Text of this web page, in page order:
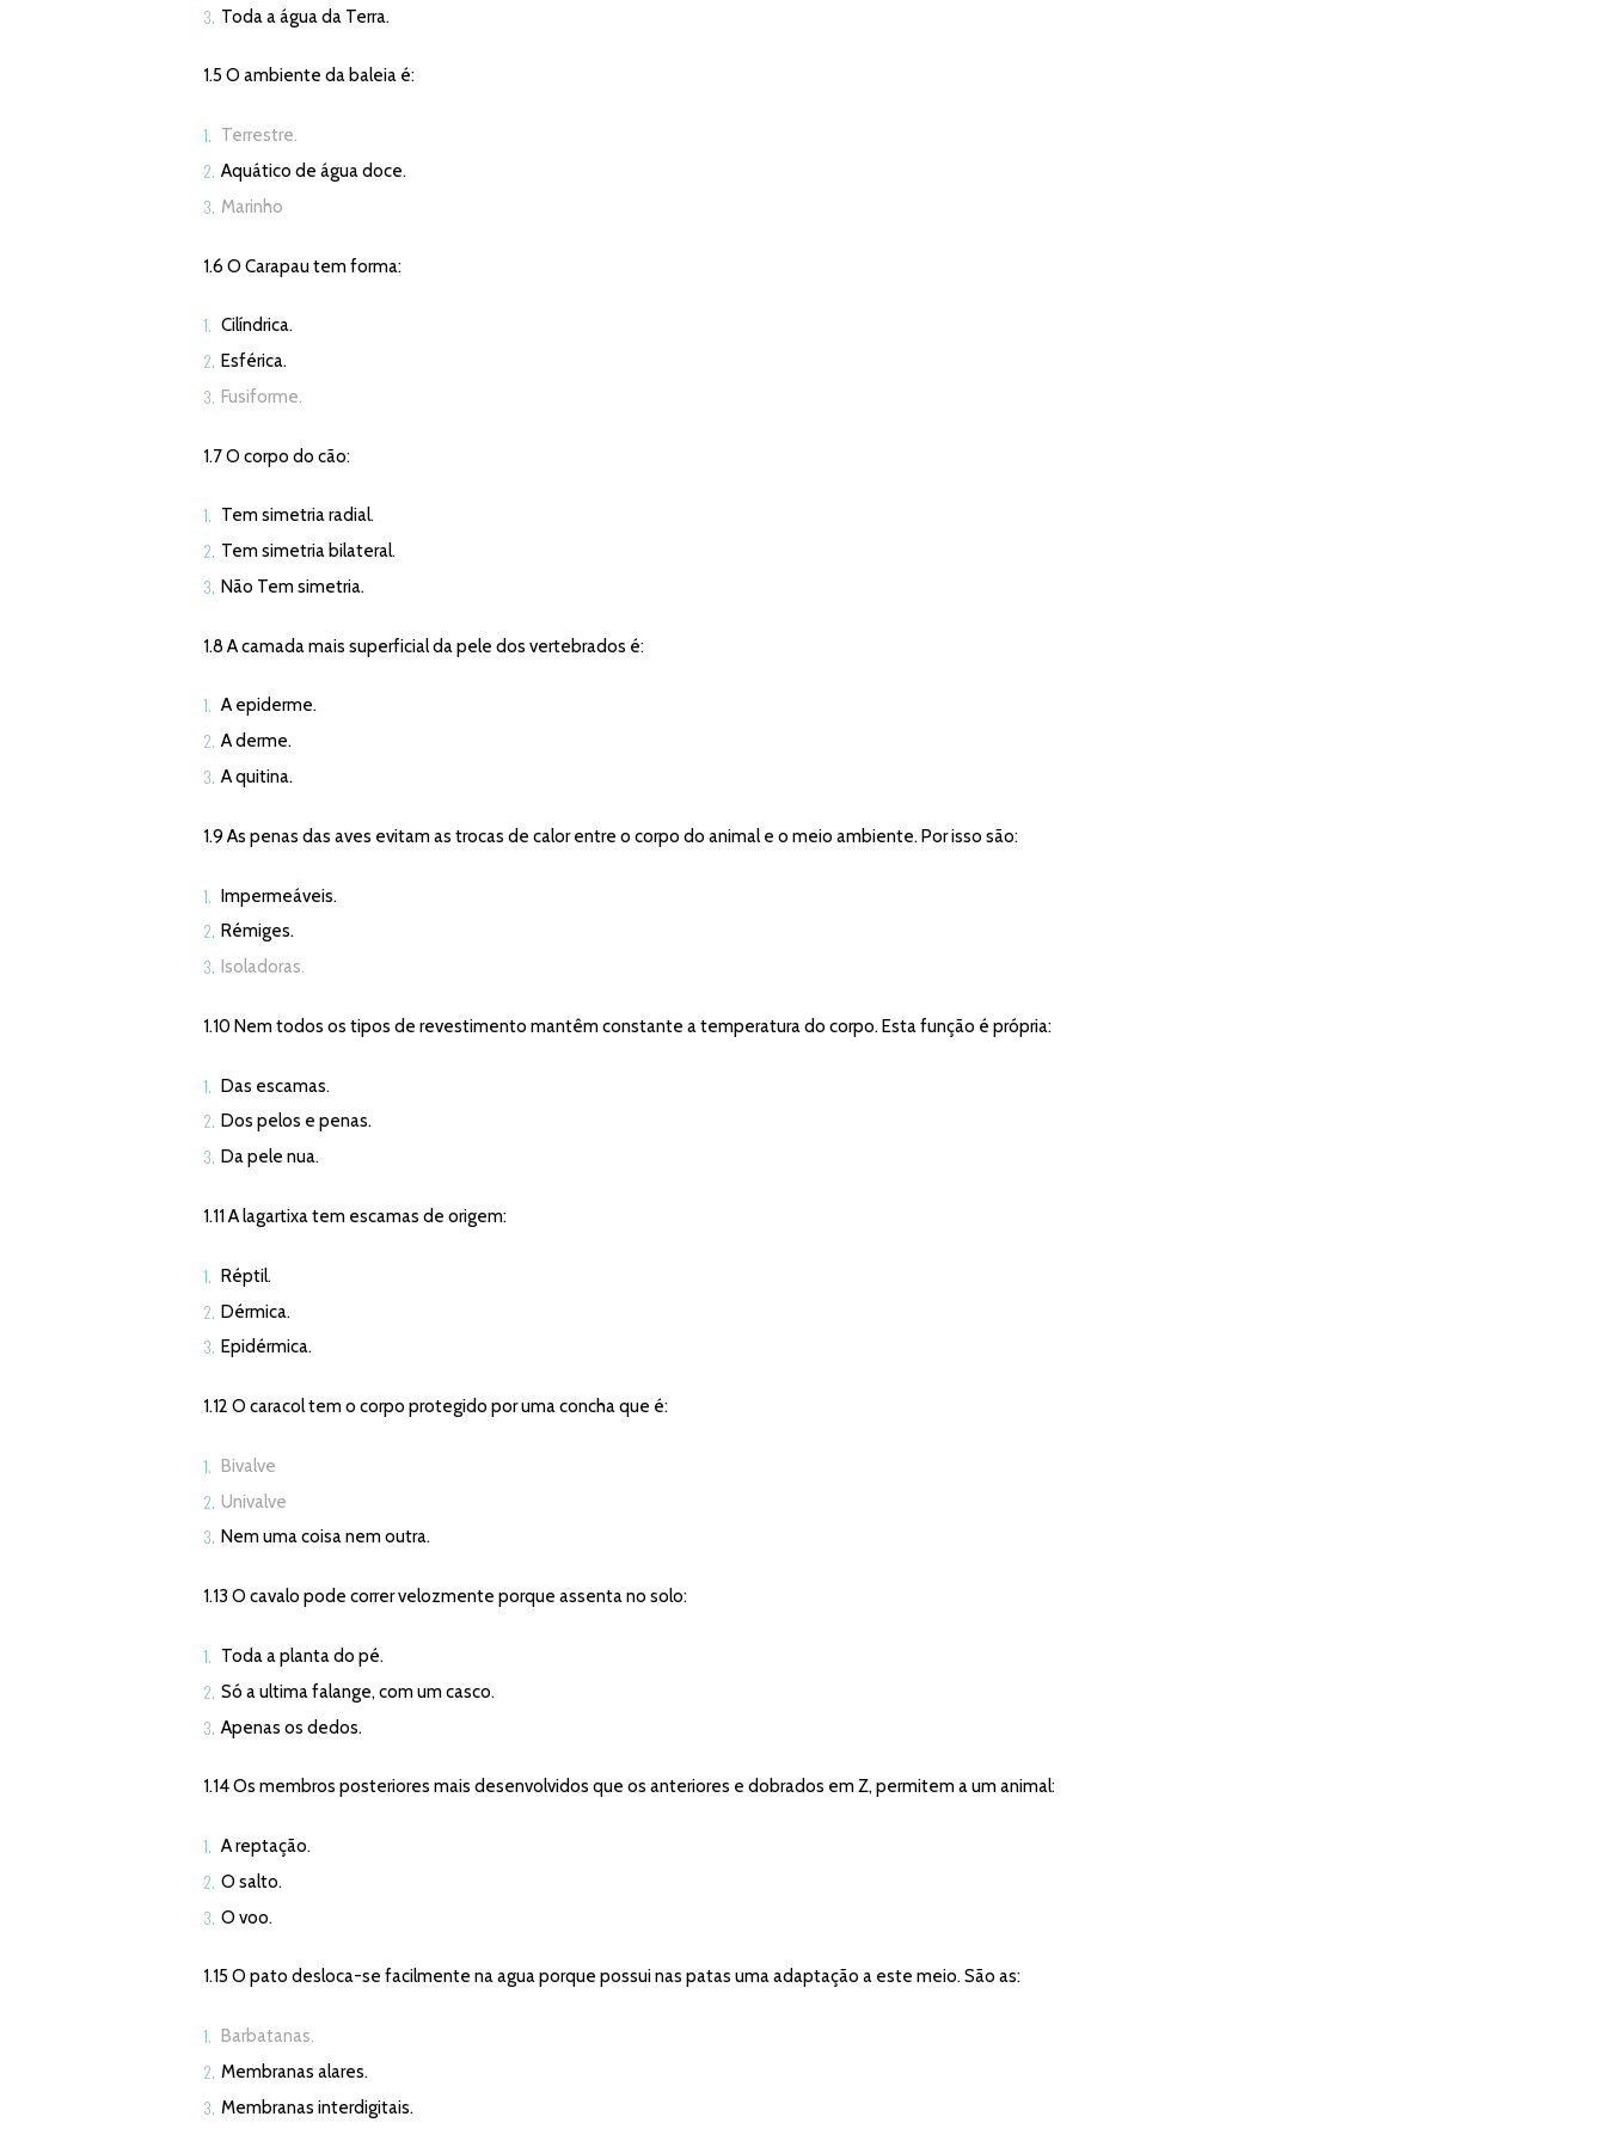
Toda a água da Terra.
1.5 O ambiente da baleia é:
Terrestre.
Aquático de água doce.
Marinho
1.6 O Carapau tem forma:
Cilíndrica.
Esférica.
Fusiforme.
1.7 O corpo do cão:
Tem simetria radial.
Tem simetria bilateral.
Não Tem simetria.
1.8 A camada mais superficial da pele dos vertebrados é:
A epiderme.
A derme.
A quitina.
1.9 As penas das aves evitam as trocas de calor entre o corpo do animal e o meio ambiente. Por isso são:
Impermeáveis.
Rémiges.
Isoladoras.
1.10 Nem todos os tipos de revestimento mantêm constante a temperatura do corpo. Esta função é própria:
Das escamas.
Dos pelos e penas.
Da pele nua.
1.11 A lagartixa tem escamas de origem:
Réptil.
Dérmica.
Epidérmica.
1.12 O caracol tem o corpo protegido por uma concha que é:
Bivalve
Univalve
Nem uma coisa nem outra.
1.13 O cavalo pode correr velozmente porque assenta no solo:
Toda a planta do pé.
Só a ultima falange, com um casco.
Apenas os dedos.
1.14 Os membros posteriores mais desenvolvidos que os anteriores e dobrados em Z, permitem a um animal:
A reptação.
O salto.
O voo.
1.15 O pato desloca-se facilmente na agua porque possui nas patas uma adaptação a este meio. São as:
Barbatanas.
Membranas alares.
Membranas interdigitais.